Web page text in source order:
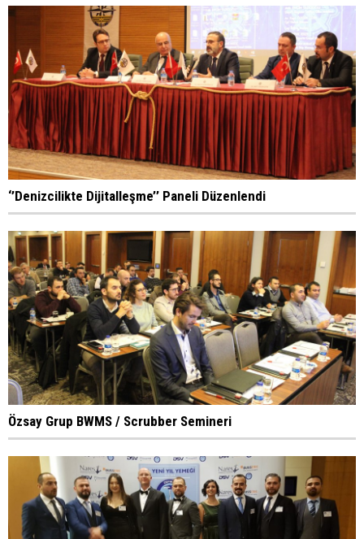
‘’Denizcilikte Dijitalleşme’’ Paneli Düzenlendi
Özsay Grup BWMS / Scrubber Semineri